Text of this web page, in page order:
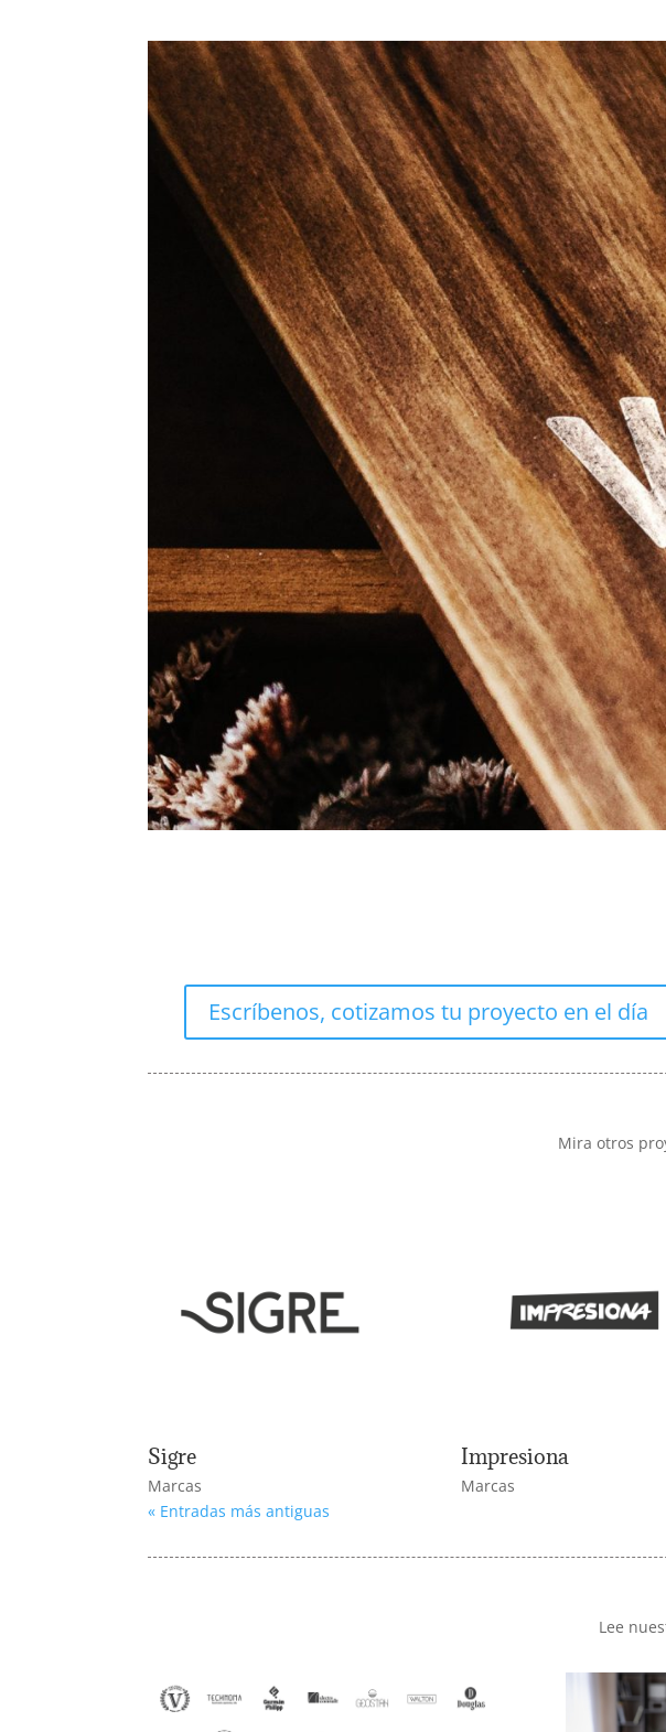
Escríbenos, cotizamos tu proyecto en el día
Mira otros
Sigre
Marcas
Impresiona
Marcas
« Entradas más antiguas
Lee